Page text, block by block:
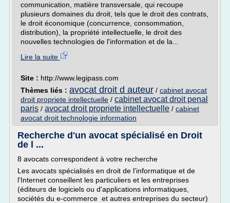
communication, matière transversale, qui recoupe
plusieurs domaines du droit, tels que le droit des contrats,
le droit économique (concurrence, consommation,
distribution), la propriété intellectuelle, le droit des
nouvelles technologies de l'information et de la...
Lire la suite
Site : http://www.legipass.com
Thèmes liés : avocat droit d auteur / cabinet avocat
droit propriete intellectuelle / cabinet avocat droit penal
paris / avocat droit propriete intellectuelle / cabinet
avocat droit technologie information
Recherche d'un avocat spécialisé en Droit
de l ...
8 avocats correspondent à votre recherche
Les avocats spécialisés en droit de l'informatique et de
l'Internet conseillent les particuliers et les entreprises
(éditeurs de logiciels ou d'applications informatiques,
sociétés du e-commerce et autres entreprises du secteur)